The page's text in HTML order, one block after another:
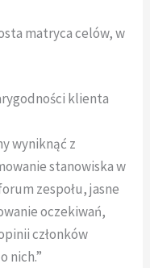
matryca celów, w
klienta
wyniknąć z
stanowiska w
zespołu, jasne
oczekiwań,
członków
nich.”